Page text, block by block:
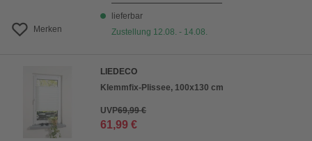
Merken
lieferbar
Zustellung 12.08. - 14.08.
LIEDECO
Klemmfix-Plissee, 100x130 cm
UVP69,99 €
61,99 €